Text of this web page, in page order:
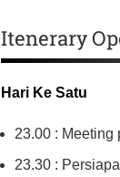
Itenerary
Hari Ke Satu
23.00 : Meeting
23.30 :